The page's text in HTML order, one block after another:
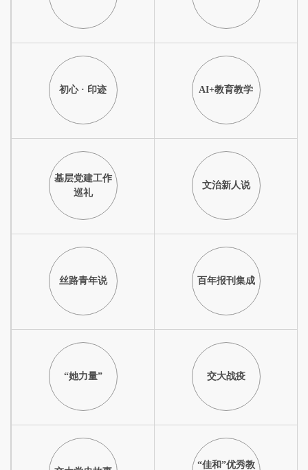
初心 · 印迹 AI+教育教学
基层党建工作
巡礼
文治新人说
丝路青年说 百年报刊集成
“她力量” 交大战疫
“佳和”优秀教